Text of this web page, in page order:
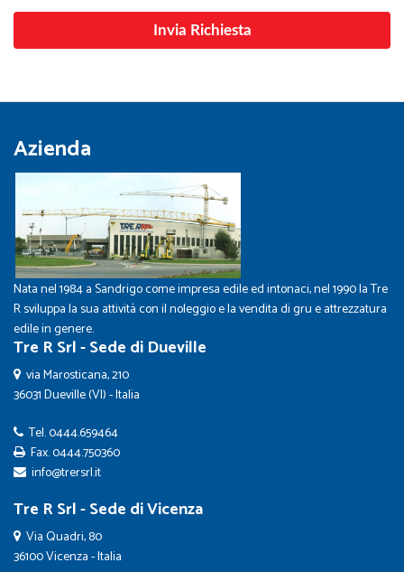
Azienda
Nata nel 1984 a Sandrigo come impresa edile ed intonaci, nel 1990 la Tre
R sviluppa la sua attività con il noleggio e la vendita di gru e attrezzatura
edile in genere.
Tre R Srl - Sede di Dueville
via Marosticana, 210
36031 Dueville (VI) - Italia
Tel.0444.659464
Fax. 0444.750360
info@trersrl.it
Tre R Srl - Sede di Vicenza
Via Quadri, 80
36100 Vicenza - Italia